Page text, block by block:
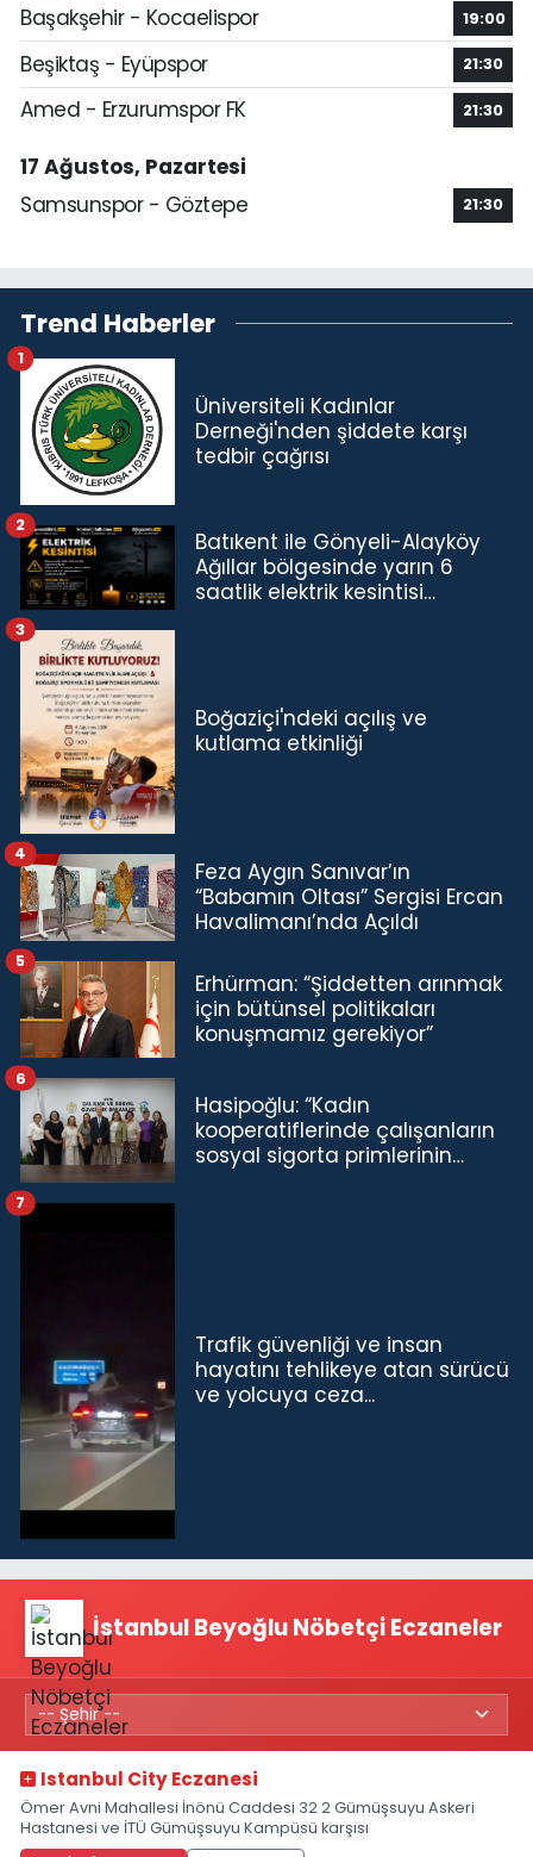
Başakşehir - Kocaelispor
19:00
Beşiktaş - Eyüpspor 21:30
Amed - Erzurumspor FK 21:30
17 Ağustos, Pazartesi
Samsunspor - Göztepe
21:30
Trend Haberler
Üniversiteli Kadınlar
Derneği'nden şiddete karşı
tedbir çağrısı
1
Batıkent ile Gönyeli-Alayköy
Ağıllar bölgesinde yarın 6
saatlik elektrik kesintisi…
2
Boğaziçi'ndeki açılış ve
kutlama etkinliği
3
Feza Aygın Sanıvar’ın
“Babamın Oltası” Sergisi Ercan
Havalimanı’nda Açıldı
4
Erhürman: “Şiddetten arınmak
için bütünsel politikaları
konuşmamız gerekiyor”
5
Hasipoğlu: “Kadın
kooperatiflerinde çalışanların
sosyal sigorta primlerinin
6
Trafik güvenliği ve insan
hayatını tehlikeye atan sürücü
ve yolcuya ceza...
7
İstanbul Beyoğlu Nöbetçi Eczaneler
Istanbul City Eczanesi
Ömer Avni Mahallesi İnönü Caddesi 32 2 Gümüşsuyu Askeri
Hastanesi ve İTÜ Gümüşsuyu Kampüsü karşısı